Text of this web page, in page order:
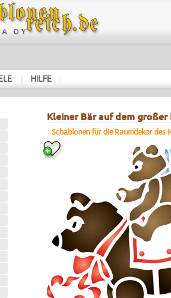
| HILFE |
Kleiner Bär auf dem großer
Schablonen für die Raumdekor des